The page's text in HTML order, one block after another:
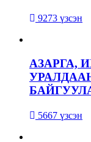
9273 үзсэн
АЗАРГА,
5667 үзсэн